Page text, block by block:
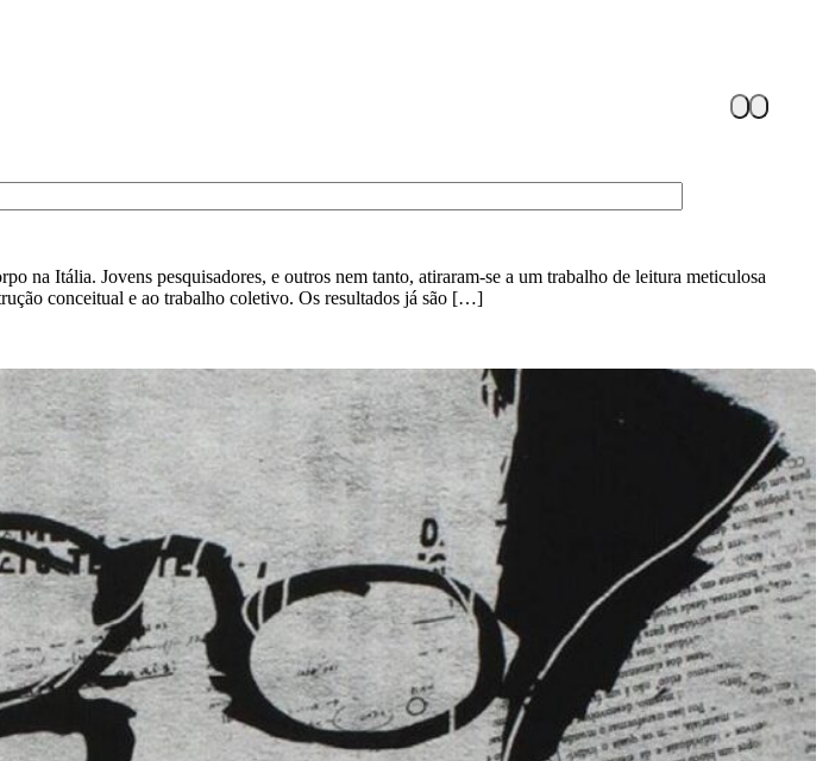
Itália. Jovens pesquisadores, e outros nem tanto, atiraram-se a um trabalho de leitura meticulosa
conceitual e ao trabalho coletivo. Os resultados já são […]